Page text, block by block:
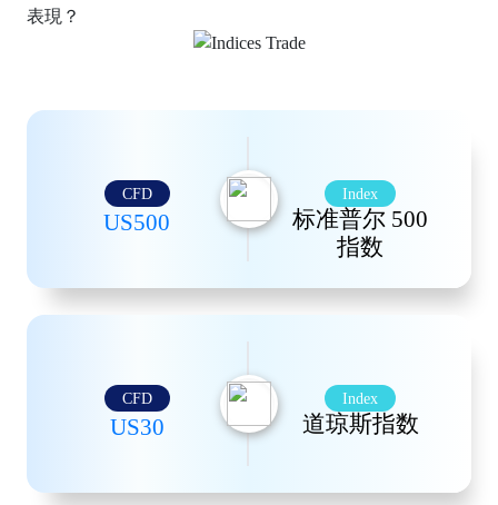
表現？
CFD
US500
Index
标准普尔 500
指数
美國證券交易所上市500大公司股票表現
CFD
US30
Index
道琼斯指数
美國證券交易所上市的30家大型公司的股票表現